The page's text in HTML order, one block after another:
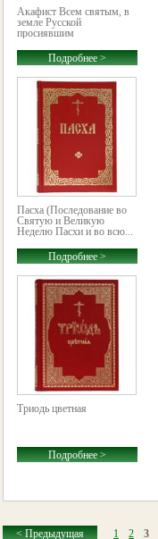
Акафист Всем святым, в
земле Русской
просиявшим
Подробнее >
Пасха (Последование во
Святую и Великую
Неделю Пасхи и во всю...
Подробнее >
Триодь цветная
Подробнее >
< Предыдущая 1 2 3